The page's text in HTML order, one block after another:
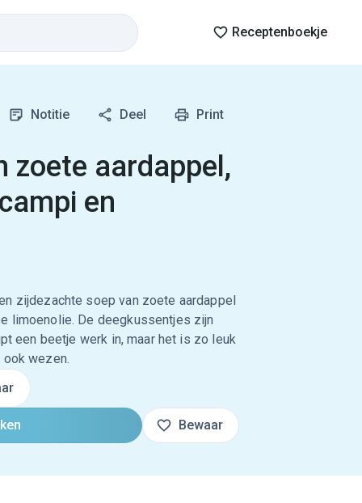
Receptenboekje
Notitie Deel Print
zoete aardappel,
en
zijdezachte soep van zoete aardappel
limoenolie. De deegkussentjes zijn
een beetje werk in, maar het is zo leuk
ook wezen.
Bewaar